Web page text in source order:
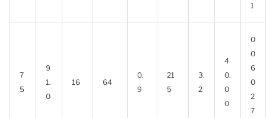
1
7
5
9
1.
0
16 64
0.
9
21
5
3.
2
4
0.
0
0
0
0
6
0
2
7